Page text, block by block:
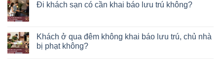
Đi khách sạn có cần khai báo lưu trú không?
Khách ở qua đêm không khai báo lưu trú, chủ nhà
bị phạt không?